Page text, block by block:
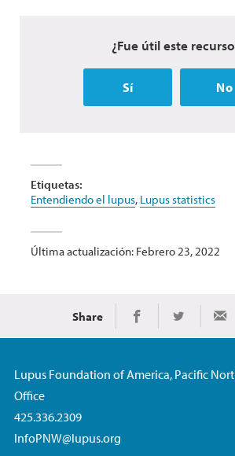
¿Fue útil este
Sí No
Etiquetas:
Entendiendo el lupus, Lupus statistics
Última actualización: Febrero 23, 2022
Share Share on Facebook
Share on
Lupus Foundation of America, Pacific
Office
425.336.2309
InfoPNW@lupus.org